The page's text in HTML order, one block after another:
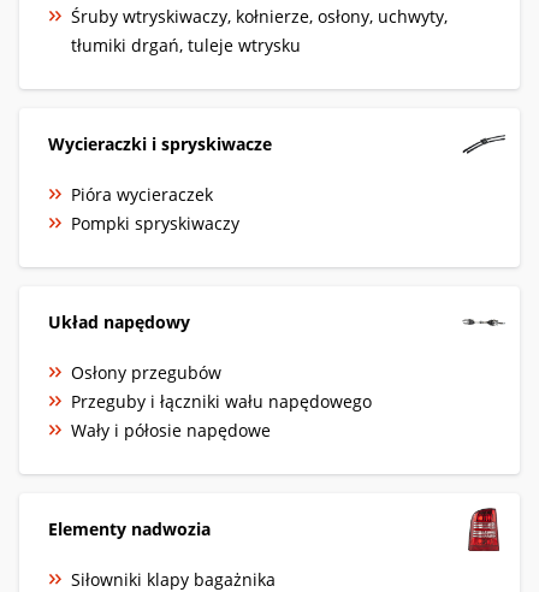
Śruby wtryskiwaczy, kołnierze, osłony, uchwyty,
tłumiki drgań, tuleje wtrysku
Wycieraczki i spryskiwacze
Pióra wycieraczek
Pompki spryskiwaczy
Układ napędowy
Osłony przegubów
Przeguby i łączniki wału napędowego
Wały i półosie napędowe
Elementy nadwozia
Siłowniki klapy bagażnika